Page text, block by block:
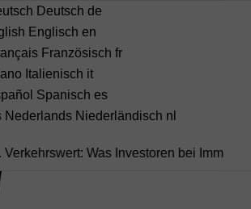
Deutsch de
Englisch en
Französisch fr
Italienisch it
Spanisch es
Nederlands Niederländisch nl
Was Investoren bei Immobilien...